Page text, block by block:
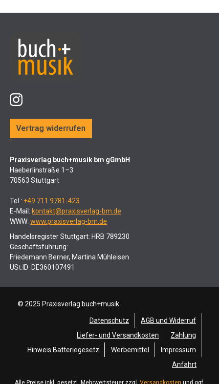
Vertrag widerrufen
Praxisverlag buch+musik bm gGmbH
Haeberlinstraße 1–3
70563 Stuttgart
Tel.: +49 711 9781-423
E-Mail: kontakt@praxisverlag-bm.de
WWW: www.praxisverlag-bm.de
Handelsregister Stuttgart: HRB 789230
Geschäftsführung:
Friedemann Berner, Martina Mühleisen
USt.ID: DE360107491
© 2025 Praxisverlag buch+musik
Datenschutz
AGB und Widerruf
Liefer- und Versandkosten
Zahlung
Hinweis Batteriegesetz
Werbemittel
Impressum
Anfahrt
Alle Preise inkl. gesetzl. Mehrwertsteuer zzgl. Versandkosten und ggf.